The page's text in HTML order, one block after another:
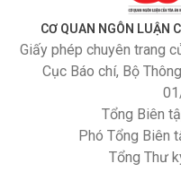
CƠ QUAN NGÔN LUẬN
Giấy phép chuyên trang
Cục Báo chí, Bộ
Tổng Biên
Phó Tổng Biên
Tổng Thư